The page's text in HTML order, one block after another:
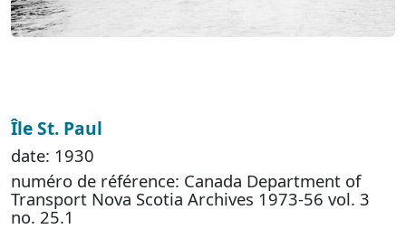
Île St. Paul
date: 1930
numéro de référence: Canada Department of
Transport Nova Scotia Archives 1973-56 vol. 3
no. 25.1